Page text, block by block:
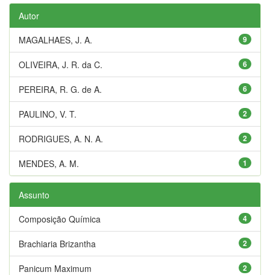
Autor
9
MAGALHAES, J. A.
6
OLIVEIRA, J. R. da C.
6
PEREIRA, R. G. de A.
2
PAULINO, V. T.
2
RODRIGUES, A. N. A.
1
MENDES, A. M.
Assunto
4
Composição Química
2
Brachiaria Brizantha
2
Panicum Maximum